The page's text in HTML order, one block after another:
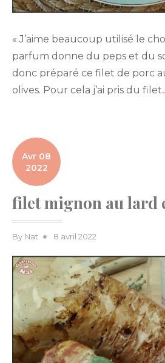
« J’aime beaucoup utilisé le
parfum donne du peps et du
donc préparé ce filet de porc
olives. Pour cela j’ai pris du filet
Avr 08
2022
filet mignon au lard
By Nat
Posted
8 avril 2022